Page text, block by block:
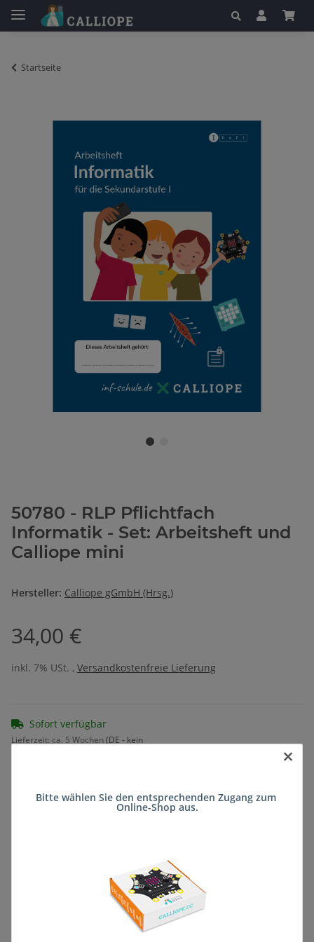
Startseite
50780 - RLP Pflichtfach
Informatik - Set: Arbeitsheft und
Calliope mini
Hersteller: Calliope gGmbH (Hrsg.)
34,00 €
inkl. 7% USt. , Versandkostenfreie Lieferung
Sofort verfügbar
Lieferzeit: ca. 5 Wochen(DE - kein
Frage zum Artikel
×
Bitte wählen Sie den entsprechenden Zugang zum
Online-Shop aus.